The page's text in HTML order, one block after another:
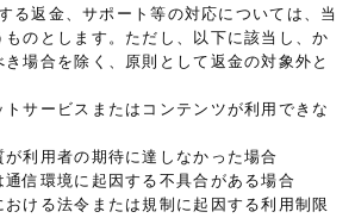
る返金、サポート等の対応については、当
のとします。ただし、以下に該当し、か
場合を除く、原則として返金の対象外と
トサービスまたはコンテンツが利用できな
が利用者の期待に達しなかった場合
通信環境に起因する不具合がある場合
おける法令または規制に起因する利用制限